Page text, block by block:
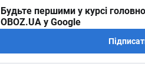
Будьте першими у курсі
OBOZ.UA у Google